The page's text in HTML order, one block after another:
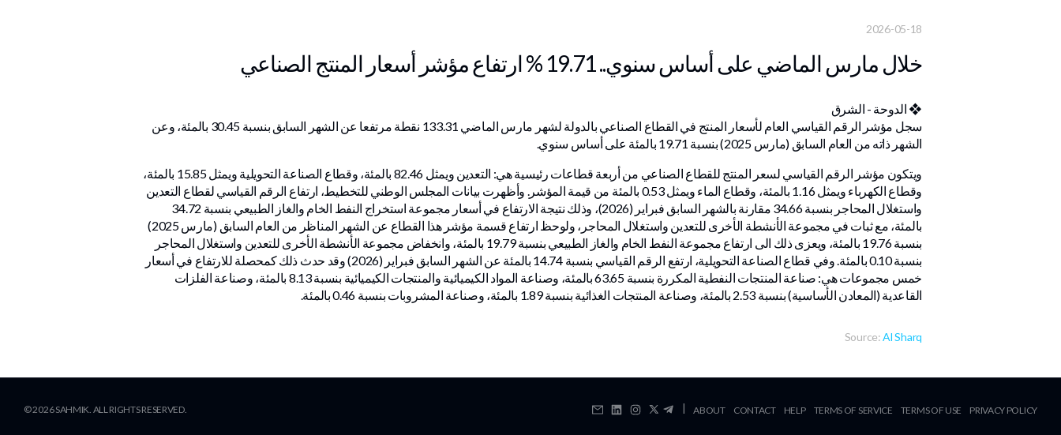
2026-05-18
خلال مارس الماضي على أساس سنوي.. 19.71 % ارتفاع مؤشر أسعار المنتج الصناعي
❖ الدوحة - الشرق
سجل مؤشر الرقم القياسي العام لأسعار المنتج في القطاع الصناعي بالدولة لشهر مارس الماضي 133.31 نقطة مرتفعا عن الشهر السابق بنسبة 30.45 بالمئة، وعن
الشهر ذاته من العام السابق (مارس 2025) بنسبة 19.71 بالمئة على أساس سنوي.
ويتكون مؤشر الرقم القياسي لسعر المنتج للقطاع الصناعي من أربعة قطاعات رئيسية هي: التعدين ويمثل 82.46 بالمئة، وقطاع الصناعة التحويلية ويمثل 15.85 بالمئة،
وقطاع الكهرباء ويمثل 1.16 بالمئة، وقطاع الماء ويمثل 0.53 بالمئة من قيمة المؤشر. وأظهرت بيانات المجلس الوطني للتخطيط، ارتفاع الرقم القياسي لقطاع التعدين
واستغلال المحاجر بنسبة 34.66 مقارنة بالشهر السابق فبراير (2026)، وذلك نتيجة الارتفاع في أسعار مجموعة استخراج النفط الخام والغاز الطبيعي بنسبة 34.72
بالمئة، مع ثبات في مجموعة الأنشطة الأخرى للتعدين واستغلال المحاجر، ولوحظ ارتفاع قسمة مؤشر هذا القطاع عن الشهر المناظر من العام السابق (مارس 2025)
بنسبة 19.76 بالمئة، ويعزى ذلك الى ارتفاع مجموعة النفط الخام والغاز الطبيعي بنسبة 19.79 بالمئة، وانخفاض مجموعة الأنشطة الأخرى للتعدين واستغلال المحاجر
بنسبة 0.10 بالمئة. وفي قطاع الصناعة التحويلية، ارتفع الرقم القياسي بنسبة 14.74 بالمئة عن الشهر السابق فبراير (2026) وقد حدث ذلك كمحصلة للارتفاع في أسعار
خمس مجموعات هي: صناعة المنتجات النفطية المكررة بنسبة 63.65 بالمئة، وصناعة المواد الكيميائية والمنتجات الكيميائية بنسبة 8.13 بالمئة، وصناعة الفلزات
القاعدية (المعادن الأساسية) بنسبة 2.53 بالمئة، وصناعة المنتجات الغذائية بنسبة 1.89 بالمئة، وصناعة المشروبات بنسبة 0.46 بالمئة.
Source:Al Sharq
©2026SAHMIK. ALL RIGHTS RESERVED. | ABOUT CONTACT HELP TERMS OF SERVICE TERMS OF USE PRIVACY POLICY